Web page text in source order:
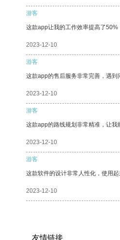
游客
这款app让我的工作效率提高了50%
2023-12-10
游客
这款app的售后服务非常完善，遇到
2023-12-10
游客
这款app的路线规划非常精准，让我
2023-12-10
游客
这款软件的设计非常人性化，使用起
2023-12-10
友情链接